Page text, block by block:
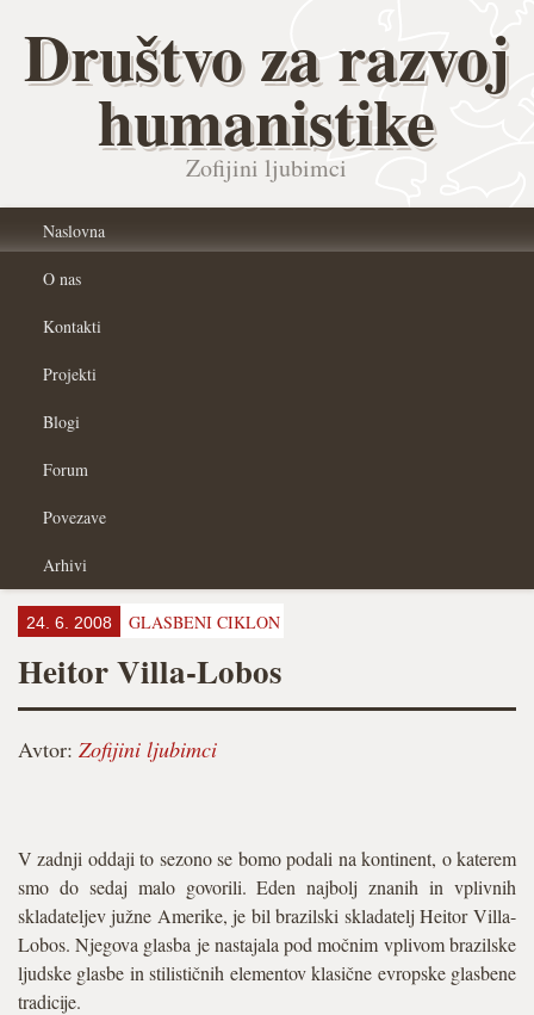
Društvo za razvoj
humanistike
Zofijini ljubimci
Naslovna
O nas
Kontakti
Projekti
Blogi
Forum
Povezave
Arhivi
24. 6. 2008 GLASBENI CIKLON
Heitor Villa-Lobos
Avtor: Zofijini ljubimci
V zadnji oddaji to sezono se bomo podali na kontinent, o katerem
smo do sedaj malo govorili. Eden najbolj znanih in vplivnih
skladateljev južne Amerike, je bil brazilski skladatelj Heitor Villa-
Lobos. Njegova glasba je nastajala pod močnim vplivom brazilske
ljudske glasbe in stilističnih elementov klasične evropske glasbene
tradicije.